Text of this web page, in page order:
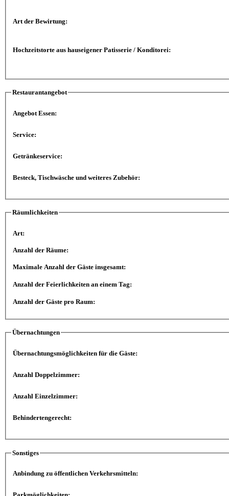
Art der Bewirtung:
Hochzeitstorte aus hauseigener Patisserie / Konditorei:
Restaurantangebot
Angebot Essen:
Service:
Getränkeservice:
Besteck, Tischwäsche und weiteres Zubehör:
Räumlichkeiten
Art:
Anzahl der Räume:
Maximale Anzahl der Gäste insgesamt:
Anzahl der Feierlichkeiten an einem Tag:
Anzahl der Gäste pro Raum:
Übernachtungen
Übernachtungsmöglichkeiten für die Gäste:
Anzahl Doppelzimmer:
Anzahl Einzelzimmer:
Behindertengerecht:
Sonstiges
Anbindung zu öffentlichen Verkehrsmitteln: